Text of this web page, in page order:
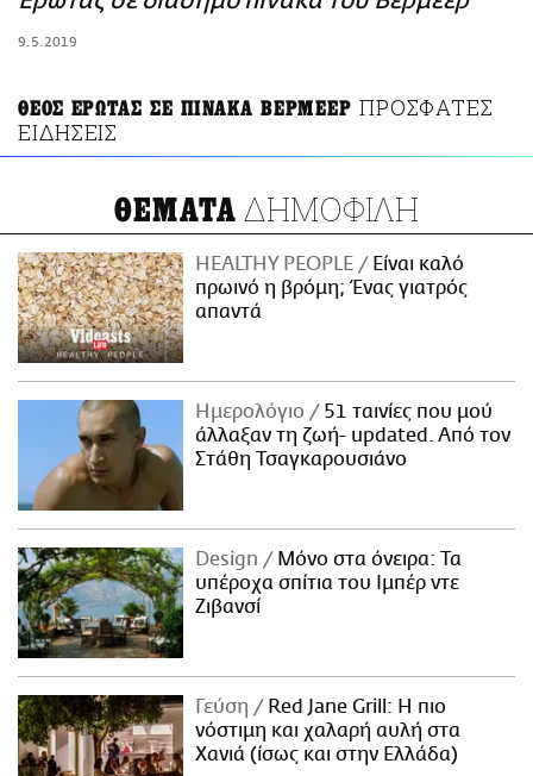
9.5.2019
ΘΕΟΣ ΕΡΩΤΑΣ ΣΕ ΠΙΝΑΚΑ ΒΕΡΜΕΕΡ ΠΡΟΣΦΑΤΕΣ
ΕΙΔΗΣΕΙΣ
ΘΕΜΑΤΑ ΔΗΜΟΦΙΛΗ
HEALTHY PEOPLE
Είναι καλό
πρωινό η βρόμη; Ένας γιατρός
απαντά
Ημερολόγιο
51 ταινίες που μού
άλλαξαν τη ζωή- updated. Aπό τον
Στάθη Τσαγκαρουσιάνο
Design
Μόνο στα όνειρα: Τα
υπέροχα σπίτια του Ιμπέρ ντε
Ζιβανσί
Γεύση
Red Jane Grill: Η πιο
νόστιμη και χαλαρή αυλή στα
Χανιά (ίσως και στην Ελλάδα)